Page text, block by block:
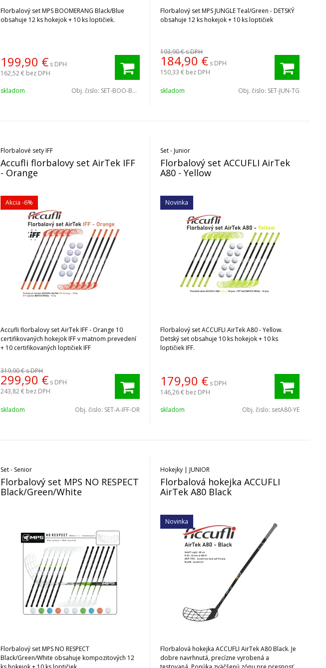
Florbalový set MPS BOOMERANG Black/Blue
obsahuje 12 ks hokejok + 10 ks loptičiek.
199,90 € s DPH
162,52 € bez DPH
skladom Obj. čislo: SET-BOO-BB-10/2
Florbalový set MPS JUNGLE Teal/Green - DETSKÝ
obsahuje 12 ks hokejok + 10 ks loptičiek
193,90 €s DPH
184,90 € s DPH
150,33 € bez DPH
skladom Obj. čislo: SET-JUN-TG
Florbalové sety IFF
Accufli florbalovy set AirTek IFF
- Orange
Akcia -6%
Accufli florbalovy set AirTek IFF - Orange 10
certifikovaných hokejok IFF v matnom prevedení
+ 10 certifikovaných loptičiek IFF
319,90 €s DPH
299,90 € s DPH
243,82 € bez DPH
skladom Obj. čislo: SET-A-IFF-OR
Set - Junior
Florbalový set ACCUFLI AirTek
A80 - Yellow
Novinka
Florbalový set ACCUFLI AirTek A80 - Yellow.
Detský set obsahuje 10 ks hokejok + 10 ks
loptičiek IFF.
179,90 € s DPH
146,26 € bez DPH
skladom Obj. čislo: setA80-YE
Set - Senior
Florbalový set MPS NO RESPECT
Black/Green/White
Florbalový set MPS NO RESPECT
Black/Green/White obsahuje kompozitových 12
Hokejky | JUNIOR
Florbalová hokejka ACCUFLI
AirTek A80 Black
Novinka
Florbalová hokejka ACCUFLI AirTek A80 Black. Je
dobre navrhnutá, precízne vyrobená a